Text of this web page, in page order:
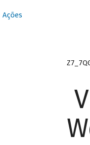
Ações